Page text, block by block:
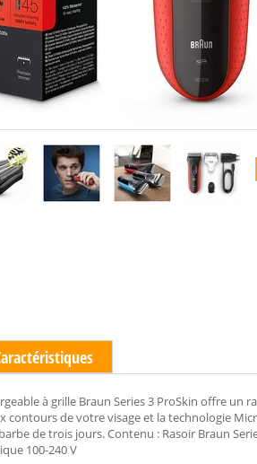
à grille Braun Series 3 ProSkin offre un
contours de votre visage et la technologie
de trois jours. Contenu : Rasoir Braun
100-240 V